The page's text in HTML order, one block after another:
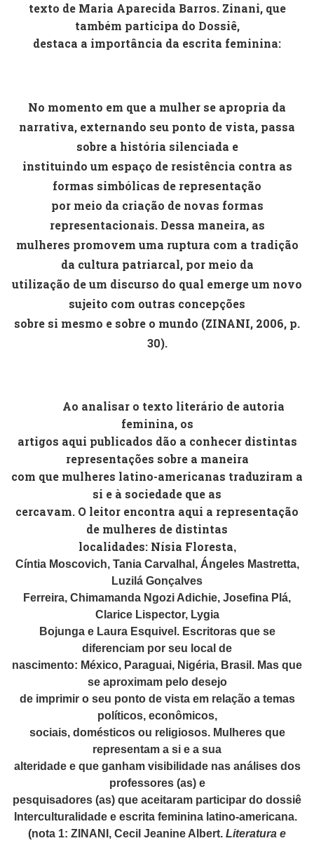
texto de Maria Aparecida Barros. Zinani, que
também participa do Dossiê,
destaca a importância da escrita feminina:
No momento em que a mulher se apropria da
narrativa, externando seu ponto de vista, passa
sobre a história silenciada e
instituindo um espaço de resistência contra as
formas simbólicas de representação
por meio da criação de novas formas
representacionais. Dessa maneira, as
mulheres promovem uma ruptura com a tradição
da cultura patriarcal, por meio da
utilização de um discurso do qual emerge um novo
sujeito com outras concepções
sobre si mesmo e sobre o mundo (ZINANI, 2006, p.
30).
Ao analisar o texto literário de autoria
feminina, os
artigos aqui publicados dão a conhecer distintas
representações sobre a maneira
com que mulheres latino-americanas traduziram a
si e à sociedade que as
cercavam. O leitor encontra aqui a representação
de mulheres de distintas
localidades: Nísia Floresta,
Cíntia Moscovich, Tania Carvalhal, Ángeles Mastretta,
Luzilá Gonçalves
Ferreira, Chimamanda Ngozi Adichie, Josefina Plá,
Clarice Lispector, Lygia
Bojunga e Laura Esquivel. Escritoras que se
diferenciam por seu local de
nascimento: México, Paraguai, Nigéria, Brasil. Mas que
se aproximam pelo desejo
de imprimir o seu ponto de vista em relação a temas
políticos, econômicos,
sociais, domésticos ou religiosos. Mulheres que
representam a si e a sua
alteridade e que ganham visibilidade nas análises dos
professores (as) e
pesquisadores (as) que aceitaram participar do dossiê
Interculturalidade e escrita feminina latino-americana.
(nota 1: ZINANI, Cecil Jeanine Albert. Literatura e